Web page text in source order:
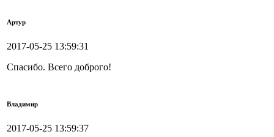
Артур
2017-05-25 13:59:31
Спасибо. Всего доброго!
Владимир
2017-05-25 13:59:37